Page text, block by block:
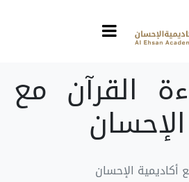
القرآن مع
أكاديمية الإحسان